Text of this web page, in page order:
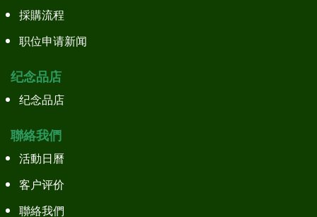
採購流程
职位申请新闻
纪念品店
纪念品店
聯絡我們
活動日曆
客户评价
聯絡我們